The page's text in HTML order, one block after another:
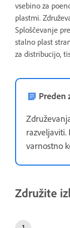
vsebino za
plastmi.
Sploščevanje
stalno plast
za distribucijo,
Preden
varnostno
Združite